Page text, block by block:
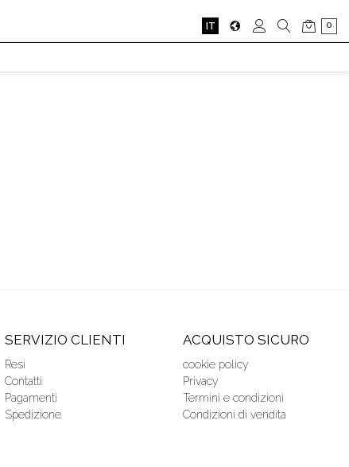
IT 0
SERVIZIO CLIENTI
Resi
Contatti
Pagamenti
Spedizione
ACQUISTO SICURO
cookie policy
Privacy
Termini e condizioni
Condizioni di vendita